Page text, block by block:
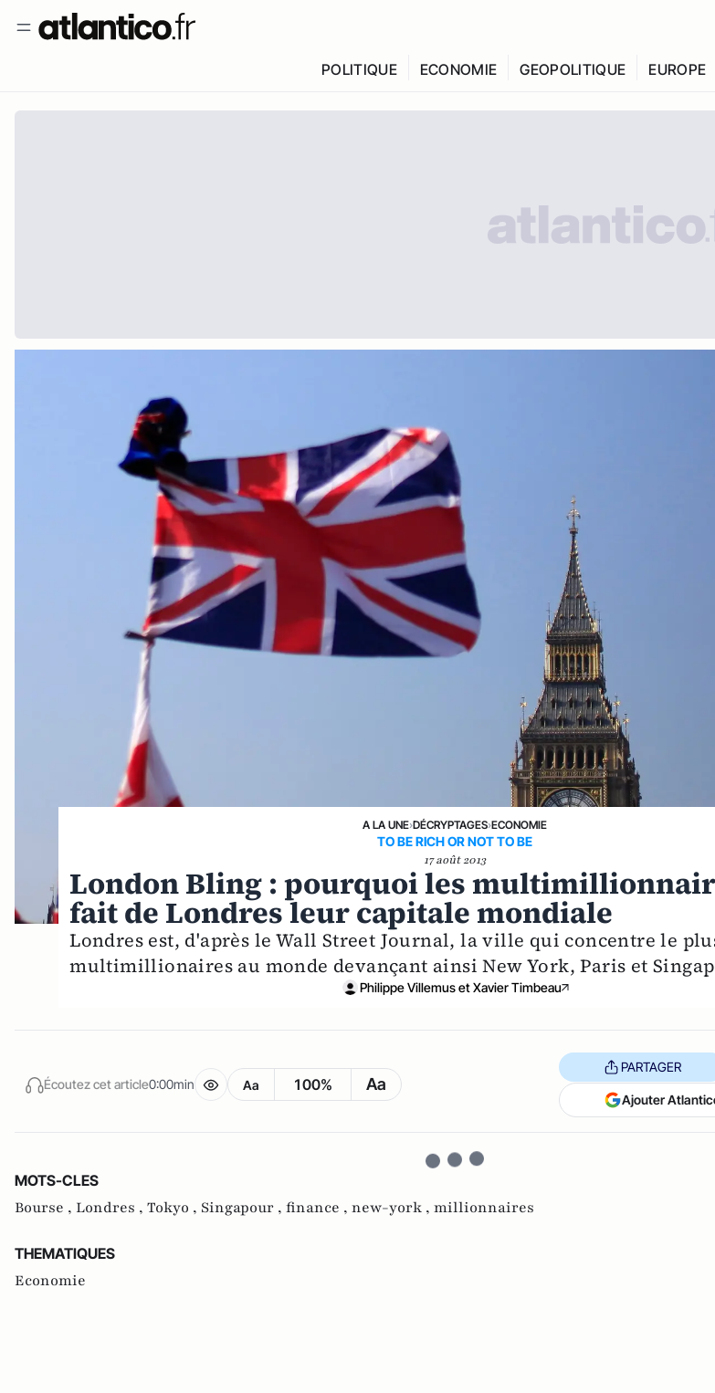
POLITIQUE ECONOMIE GEOPOLITIQUE EUROPE
A LA UNE›DÉCRYPTAGES›ECONOMIE
TO BE RICH OR NOT TO BE
17 août 2013
London Bling : pourquoi les
fait de Londres leur capitale mondiale
Londres est, d'après le Wall Street Journal, la ville qui concentre le
multimillionaires au monde devançant ainsi New York, Paris et
Philippe Villemus et Xavier Timbeau
Écoutez cet article0:00min Aa 100% Aa
PARTAGER
Ajouter
MOTS-CLES
Bourse , Londres , Tokyo , Singapour , finance , new-york , millionnaires
THEMATIQUES
Economie